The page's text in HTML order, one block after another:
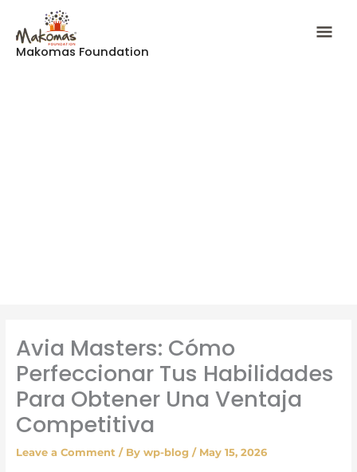
content
Makomas Foundation
Avia Masters: Cómo
Perfeccionar Tus Habilidades
Para Obtener Una Ventaja
Competitiva
Leave a Comment / By wp-blog / May 15, 2026